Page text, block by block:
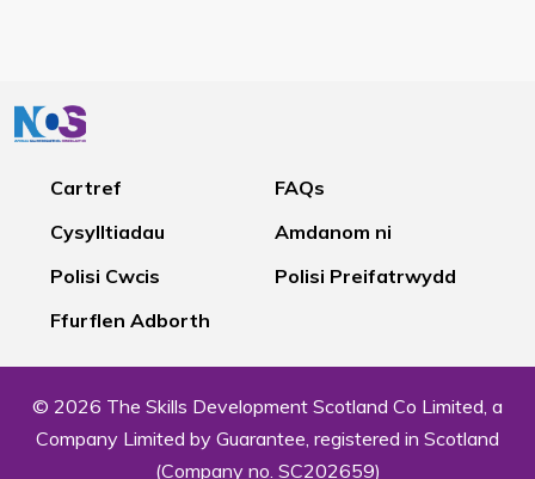
Cartref
FAQs
Cysylltiadau
Amdanom ni
Polisi Cwcis
Polisi Preifatrwydd
Ffurflen Adborth
© 2026 The Skills Development Scotland Co Limited, a
Company Limited by Guarantee, registered in Scotland
(Company no. SC202659)